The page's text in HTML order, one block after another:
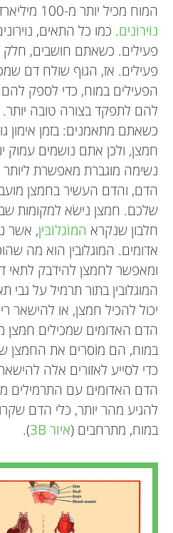
המוח מכיל יותר מ-100 מיליארד תאים, שנקראים
נוֹירוֹנים. כמו כל התאים,
פעילים. כשאתם חושבים, חלק
פעילים. אז, הגוף שולח דם
הפעילים במוח, כדי לספק להם
להם לתפקד בצורה טובה
כשאתם מתאמנים: בזמן אימון
חמצן, ולכן אתם נושמים עמוק
נשימה מוגברת מאפשרת ליותר
הדם, והדם העשיר בחמצן
שלכם. חמצן נישׂא למקומות
חלבון שנקרא המוֹגלוֹבּין, אשר
אדומים. המוגלובין הוא מה
ומאפשר לחמצן להידבק לתאי
המוגלובין בתור תרמיל על
יכול להכיל חמצן, או להישאר
הדם האדומים שמכילים חמצן
במוח, הם מוֹסרים את החמצן
כדי לסייע לאזורים אלה
הדם האדומים עם התרמילים
להגיע מהר יותר, כלי הדם
במוח, מתרחבים (איור 3B ).